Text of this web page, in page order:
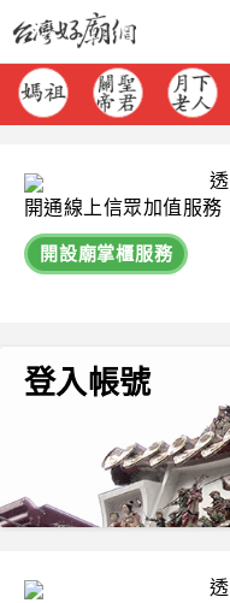
開通線上信眾加值服
開設廟掌櫃服務
登入帳號